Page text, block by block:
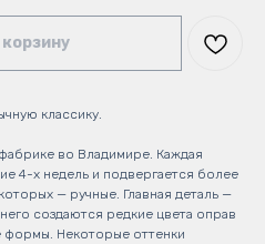
классику.
во Владимире. Каждая
4-х недель и подвергается более
— ручные. Главная деталь —
создаются редкие цвета оправ
формы. Некоторые оттенки